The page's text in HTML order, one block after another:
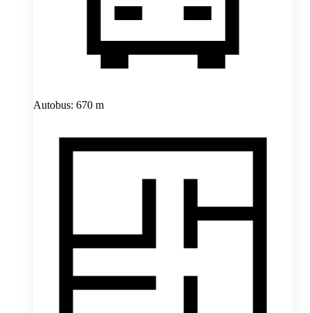
Autobus: 670 m